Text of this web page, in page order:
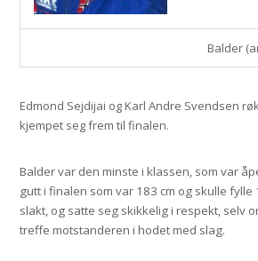
Balder
Edmond Sejdijai og Karl Andre Svendsen
kjempet seg frem til finalen.
Balder var den minste i klassen, som var
gutt i finalen som var 183 cm og skulle
slakt, og satte seg skikkelig i respekt, selv
treffe motstanderen i hodet med slag.